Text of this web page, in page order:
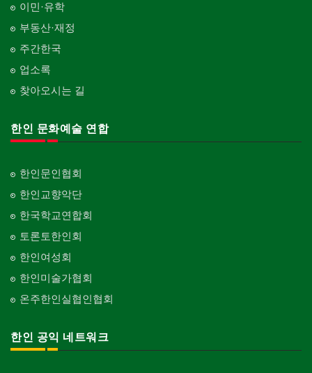
이민·유학
부동산·재정
주간한국
업소록
찾아오시는 길
한인 문화예술 연합
한인문인협회
한인교향악단
한국학교연합회
토론토한인회
한인여성회
한인미술가협회
온주한인실협인협회
한인 공익 네트워크